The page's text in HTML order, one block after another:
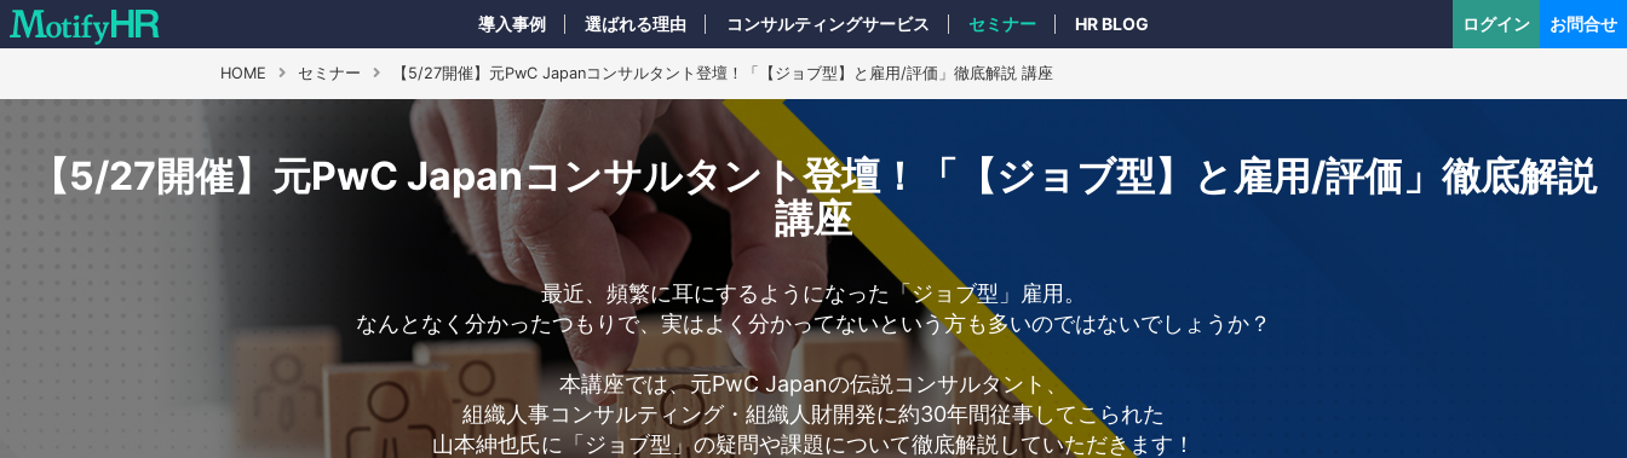
導入事例 選ばれる理由 コンサルティングサービス セミナー HR BLOG ログイン お問合せ
HOME セミナー 【5/27開催】元PwC Japanコンサルタント登壇！「【ジョブ型】と雇用/評価」徹底解説 講座
【5/27開催】元PwC Japanコンサルタント登壇！「【ジョブ型】と雇用/評価」徹底解説
講座
最近、頻繁に耳にするようになった「ジョブ型」雇用。
なんとなく分かったつもりで、実はよく分かってないという方も多いのではないでしょうか？
本講座では、元PwC Japanの伝説コンサルタント、
組織人事コンサルティング・組織人財開発に約30年間従事してこられた
山本紳也氏に「ジョブ型」の疑問や課題について徹底解説していただきます！